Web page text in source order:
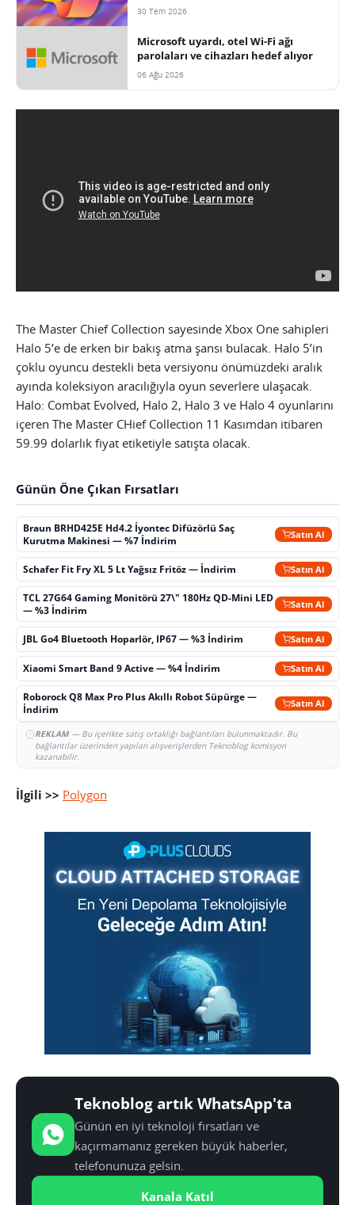
30 Tem 2026
Microsoft uyardı, otel Wi-Fi ağı
parolaları ve cihazları hedef alıyor
06 Ağu 2026
The Master Chief Collection sayesinde Xbox One sahipleri
Halo 5’e de erken bir bakış atma şansı bulacak. Halo 5’in
çoklu oyuncu destekli beta versiyonu önümüzdeki aralık
ayında koleksiyon aracılığıyla oyun severlere ulaşacak.
Halo: Combat Evolved, Halo 2, Halo 3 ve Halo 4 oyunlarını
içeren The Master CHief Collection 11 Kasımdan itibaren
59.99 dolarlık fiyat etiketiyle satışta olacak.
Günün Öne Çıkan Fırsatları
Braun BRHD425E Hd4.2 İyontec Difüzörlü Saç
Kurutma Makinesi — %7 İndirim
Satın Al
Schafer Fit Fry XL 5 Lt Yağsız Fritöz — İndirim Satın Al
TCL 27G64 Gaming Monitörü 27\" 180Hz QD-Mini LED
— %3 İndirim
Satın Al
JBL Go4 Bluetooth Hoparlör, IP67 — %3 İndirim Satın Al
Xiaomi Smart Band 9 Active — %4 İndirim Satın Al
Roborock Q8 Max Pro Plus Akıllı Robot Süpürge —
İndirim
Satın Al
REKLAM— Bu içerikte satış ortaklığı bağlantıları bulunmaktadır. Bu
bağlantılar üzerinden yapılan alışverişlerden Teknoblog komisyon
kazanabilir.
İlgili >> Polygon
Teknoblog artık WhatsApp'ta
Günün en iyi teknoloji fırsatları ve
kaçırmamanız gereken büyük haberler,
telefonunuza gelsin.
Kanala Katıl